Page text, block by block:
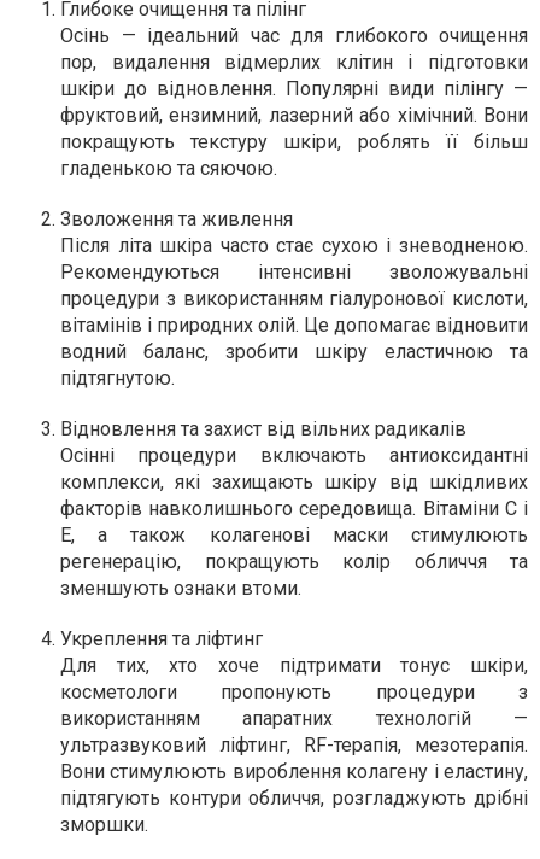
Глибоке очищення та пілінг
Осінь — ідеальний час для глибокого очищення
пор, видалення відмерлих клітин і підготовки
шкіри до відновлення. Популярні види пілінгу —
фруктовий, ензимний, лазерний або хімічний. Вони
покращують текстуру шкіри, роблять її більш
гладенькою та сяючою.
Зволоження та живлення
Після літа шкіра часто стає сухою і зневодненою.
Рекомендуються інтенсивні зволожувальні
процедури з використанням гіалуронової кислоти,
вітамінів і природних олій. Це допомагає відновити
водний баланс, зробити шкіру еластичною та
підтягнутою.
Відновлення та захист від вільних радикалів
Осінні процедури включають антиоксидантні
комплекси, які захищають шкіру від шкідливих
факторів навколишнього середовища. Вітаміни С і
Е, а також колагенові маски стимулюють
регенерацію, покращують колір обличчя та
зменшують ознаки втоми.
Укреплення та ліфтинг
Для тих, хто хоче підтримати тонус шкіри,
косметологи пропонують процедури з
використанням апаратних технологій —
ультразвуковий ліфтинг, RF-терапія, мезотерапія.
Вони стимулюють вироблення колагену і еластину,
підтягують контури обличчя, розгладжують дрібні
зморшки.